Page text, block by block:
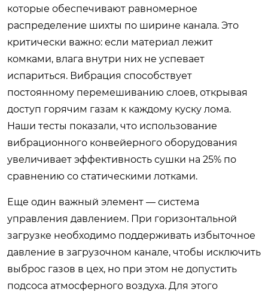
которые обеспечивают равномерное
распределение шихты по ширине канала. Это
критически важно: если материал лежит
комками, влага внутри них не успевает
испариться. Вибрация способствует
постоянному перемешиванию слоев, открывая
доступ горячим газам к каждому куску лома.
Наши тесты показали, что использование
вибрационного конвейерного оборудования
увеличивает эффективность сушки на 25% по
сравнению со статическими лотками.
Еще один важный элемент — система
управления давлением. При горизонтальной
загрузке необходимо поддерживать избыточное
давление в загрузочном канале, чтобы исключить
выброс газов в цех, но при этом не допустить
подсоса атмосферного воздуха. Для этого